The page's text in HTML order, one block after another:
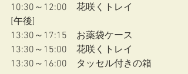
10:30～12:00　花咲くトレイ
[午後]
13:30～17:15　お薬袋ケース
13:30～15:00　花咲くトレイ
13:30～16:00　タッセル付きの箱